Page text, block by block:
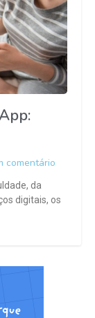
comentário
da
digitais, os